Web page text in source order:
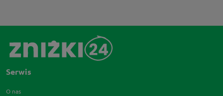
Serwis
O nas